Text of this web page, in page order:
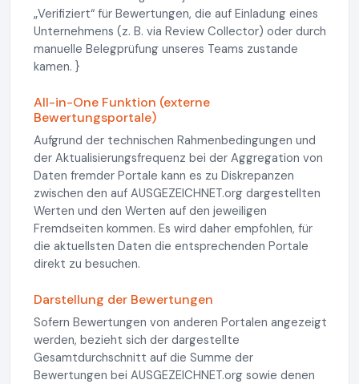
„Verifiziert“ für Bewertungen, die auf Einladung eines
Unternehmens (z. B. via Review Collector) oder durch
manuelle Belegprüfung unseres Teams zustande
kamen. }
All-in-One Funktion (externe
Bewertungsportale)
Aufgrund der technischen Rahmenbedingungen und
der Aktualisierungsfrequenz bei der Aggregation von
Daten fremder Portale kann es zu Diskrepanzen
zwischen den auf AUSGEZEICHNET.org dargestellten
Werten und den Werten auf den jeweiligen
Fremdseiten kommen. Es wird daher empfohlen, für
die aktuellsten Daten die entsprechenden Portale
direkt zu besuchen.
Darstellung der Bewertungen
Sofern Bewertungen von anderen Portalen angezeigt
werden, bezieht sich der dargestellte
Gesamtdurchschnitt auf die Summe der
Bewertungen bei AUSGEZEICHNET.org sowie denen